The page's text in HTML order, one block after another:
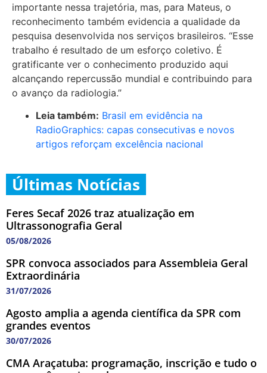
importante nessa trajetória, mas, para Mateus, o
reconhecimento também evidencia a qualidade da
pesquisa desenvolvida nos serviços brasileiros. “Esse
trabalho é resultado de um esforço coletivo. É
gratificante ver o conhecimento produzido aqui
alcançando repercussão mundial e contribuindo para
o avanço da radiologia.”
Leia também: Brasil em evidência na
RadioGraphics: capas consecutivas e novos
artigos reforçam excelência nacional
Últimas Notícias
Feres Secaf 2026 traz atualização em
Ultrassonografia Geral
05/08/2026
SPR convoca associados para Assembleia Geral
Extraordinária
31/07/2026
Agosto amplia a agenda científica da SPR com
grandes eventos
30/07/2026
CMA Araçatuba: programação, inscrição e tudo o